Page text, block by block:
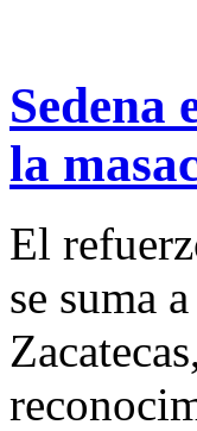
Sedena
la
El
se suma